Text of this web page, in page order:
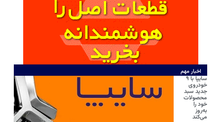
اخبار مهم
سایپا با ۹
خودروی
جدید سبد
محصولات
خود را
به‌روز
می‌کند